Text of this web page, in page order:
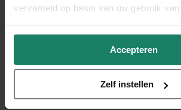
verzameld op basis van uw gebruik
Accepteren
Zelf instellen